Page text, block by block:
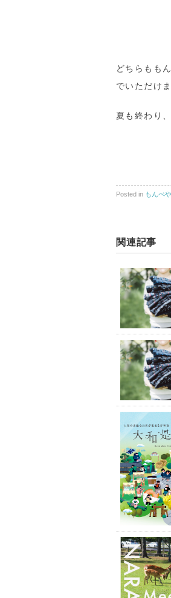
どちらもも
でいただけま
夏も終わり
Posted in もんぺ
関連記事